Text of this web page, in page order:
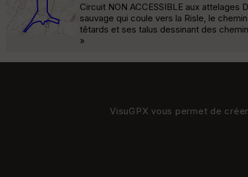
Circuit NON ACCESSIBLE aux attelages
sauvage qui coule vers la Risle, le
têtards et ses talus dessinant des
»
VisuGPX vous permet de